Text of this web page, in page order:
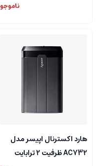
ناموجود
هارد اکسترنال اپیسر مدل
AC732 ظرفیت 2 ترابایت